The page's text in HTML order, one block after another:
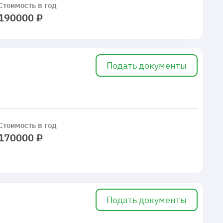
в год
₽
Подать документы
в год
₽
Подать документы